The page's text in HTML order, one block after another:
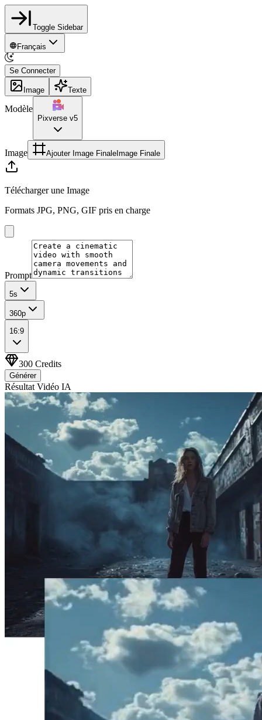
Toggle Sidebar
Français
Se Connecter
Image Texte
Modèle
Pixverse v5
Image Ajouter Image Finale Image Finale
Télécharger une Image
Formats JPG, PNG, GIF pris en charge
Prompt
5s
360p
16:9
300 Credits
Générer
Résultat Vidéo IA